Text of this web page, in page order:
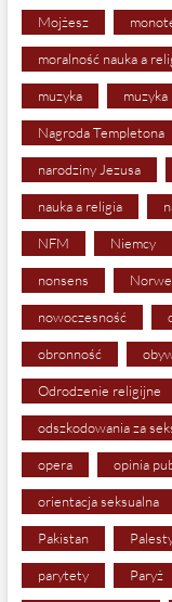
Mojżesz
moralność nauka a
muzyka muzyka
Nagroda Templetona
narodziny Jezusa
nauka a religia
NFM Niemcy
nonsens
nowoczesność
obronność
Odrodzenie religijne
odszkodowania za
opera opinia
orientacja seksualna
Pakistan
parytety Paryż